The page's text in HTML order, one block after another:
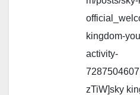
kingdom-
activity-
zTiW]sky